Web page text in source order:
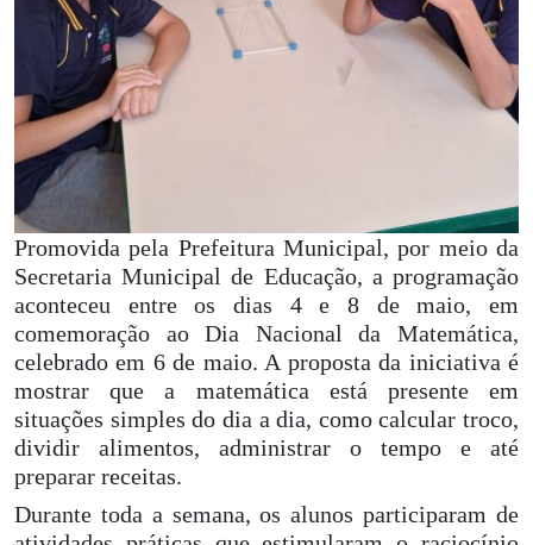
Promovida pela Prefeitura Municipal, por meio da
Secretaria Municipal de Educação, a programação
aconteceu entre os dias 4 e 8 de maio, em
comemoração ao Dia Nacional da Matemática,
celebrado em 6 de maio. A proposta da iniciativa é
mostrar que a matemática está presente em
situações simples do dia a dia, como calcular troco,
dividir alimentos, administrar o tempo e até
preparar receitas.
Durante toda a semana, os alunos participaram de